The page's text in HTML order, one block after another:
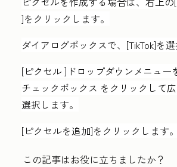
]をクリックします。
ダイアログボックスで、[TikTok]を選
[ピクセル ]ドロップダウンメニュー
チェックボックス をクリックして
選択します。
[ピクセルを追加]をクリックします。
この記事はお役に立ちましたか？